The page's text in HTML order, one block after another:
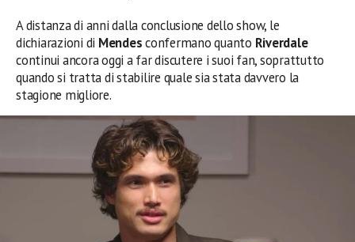
A distanza di anni dalla conclusione dello show, le
dichiarazioni di Mendesconfermano quanto Riverdale
continui ancora oggi a far discutere i suoi fan, soprattutto
quando si tratta di stabilire quale sia stata davvero la
stagione migliore.